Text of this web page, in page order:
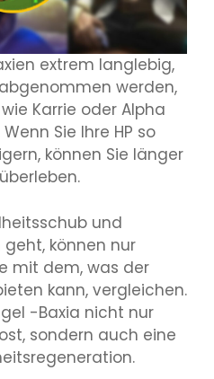
extrem langlebig,
werden,
Karrie oder Alpha
Sie Ihre HP so
können Sie länger
und
können nur
mit dem, was der
kann, vergleichen.
-Baxia nicht nur
sondern auch eine